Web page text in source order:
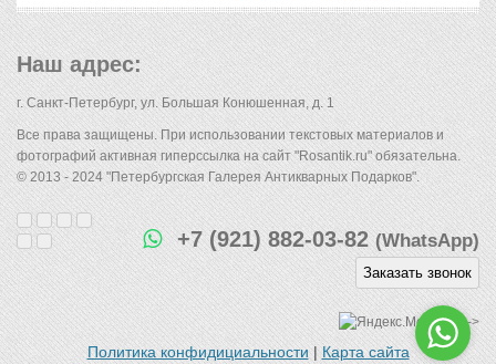
Наш адрес:
г. Санкт-Петербург, ул. Большая Конюшенная, д. 1
Все права защищены. При использовании текстовых материалов и
фотографий активная гиперссылка на сайт "Rosantik.ru" обязательна.
© 2013 - 2024 "Петербургская Галерея Антикварных Подарков".
+7 (921) 882-03-82(WhatsApp)
Заказать звонок
-->
Политика конфидициальности| Карта сайта